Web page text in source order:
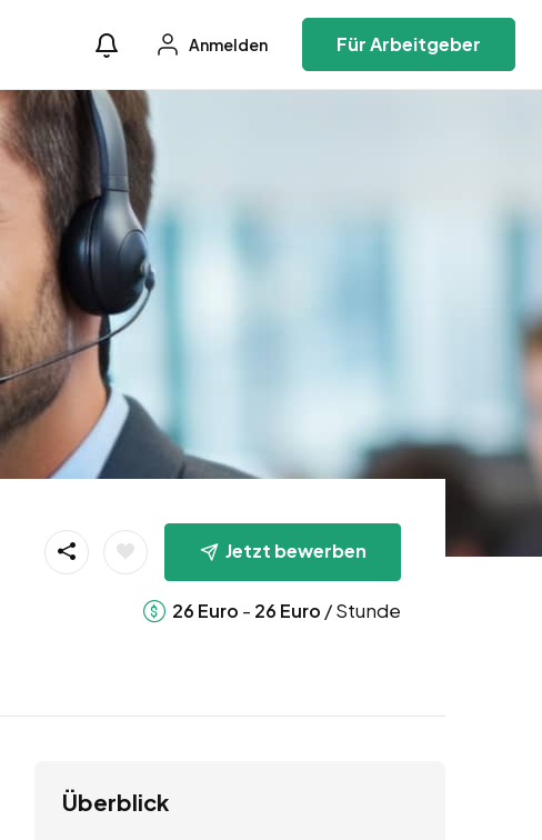
Anmelden Für Arbeitgeber
Jetzt bewerben
26 Euro - 26 Euro / Stunde
Überblick